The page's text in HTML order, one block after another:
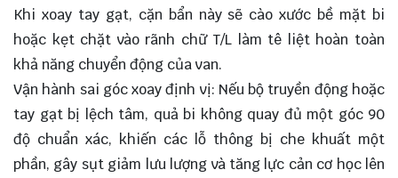
Khi xoay tay gạt, cặn bẩn này sẽ cào xước bề mặt bi
hoặc kẹt chặt vào rãnh chữ T/L làm tê liệt hoàn toàn
khả năng chuyển động của van.
Vận hành sai góc xoay định vị: Nếu bộ truyền động hoặc
tay gạt bị lệch tâm, quả bi không quay đủ một góc 90
độ chuẩn xác, khiến các lỗ thông bị che khuất một
phần, gây sụt giảm lưu lượng và tăng lực cản cơ học lên